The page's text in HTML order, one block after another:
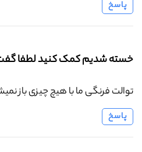
پاسخ
خسته شدیم کمک کنید لطفا
توالت فرنگی ما با هیچ چیزی باز
پاسخ